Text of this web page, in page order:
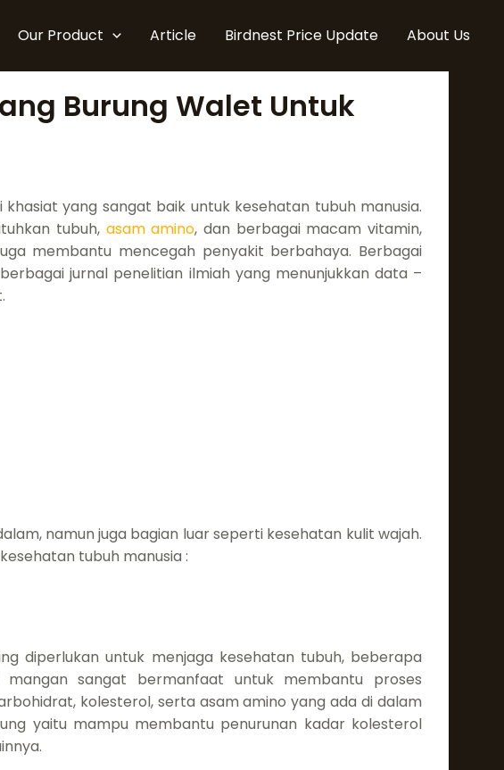
Our Product Article Birdnest Price Update About Us
Burung Walet Untuk
yang sangat baik untuk kesehatan tubuh manusia.
tubuh, asam amino, dan berbagai macam vitamin,
membantu mencegah penyakit berbahaya. Berbagai
jurnal penelitian ilmiah yang menunjukkan data –
namun juga bagian luar seperti kesehatan kulit wajah.
tubuh manusia :
diperlukan untuk menjaga kesehatan tubuh, beberapa
sangat bermanfaat untuk membantu proses
kolesterol, serta asam amino yang ada di dalam
yaitu mampu membantu penurunan kadar kolesterol